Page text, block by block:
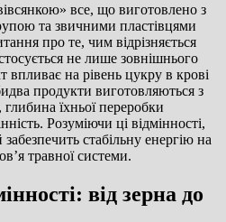
все, що виготовлено з
та звичними пластівцями
про те, чим відрізняється
не лише зовнішнього
впливає на рівень цукру в крові
продукти виготовляються з
їхньої переробки
Розуміючи ці відмінності,
стабільну енергію на
травної системи.
від зерна до